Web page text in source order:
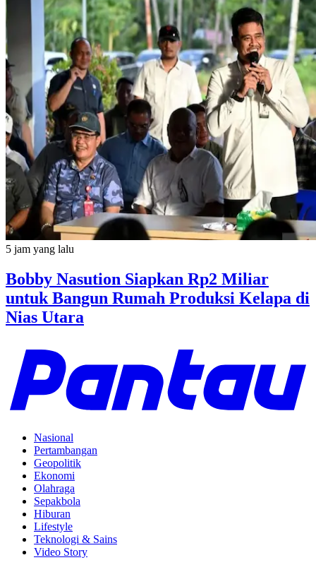
5 jam yang lalu
Bobby Nasution Siapkan Rp2 Miliar
untuk Bangun Rumah Produksi Kelapa di
Nias Utara
Nasional
Pertambangan
Geopolitik
Ekonomi
Olahraga
Sepakbola
Hiburan
Lifestyle
Teknologi & Sains
Video Story